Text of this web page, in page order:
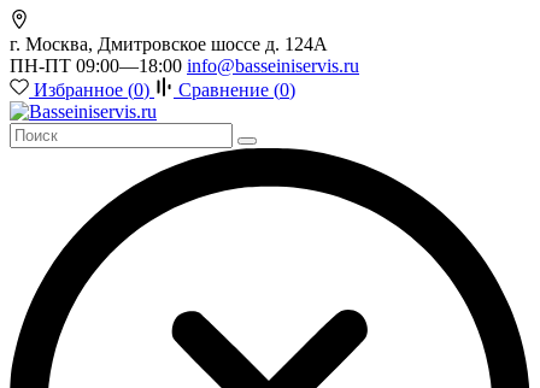
г. Москва, Дмитровское шоссе д. 124А
ПН-ПТ 09:00—18:00 info@basseiniservis.ru
Избранное (0) Сравнение (0)